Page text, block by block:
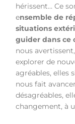
hérissent… Ce
ensemble de
situations
guider dans ce
nous
explorer de
agréables, elles
nous fait
désagréables,
changement, à